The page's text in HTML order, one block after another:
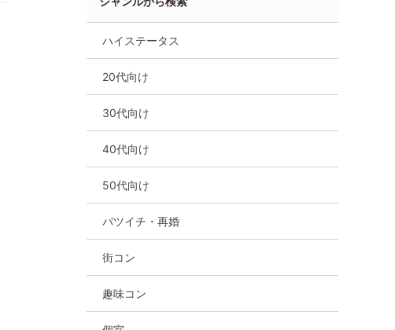
ハイステータス
20代向け
30代向け
40代向け
50代向け
バツイチ・再婚
街コン
趣味コン